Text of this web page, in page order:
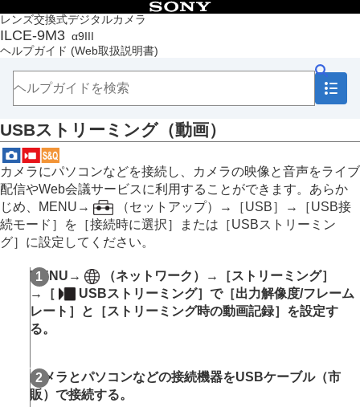
レンズ交換式デジタルカメラ
ILCE-9M3 α9III
ヘルプガイド (Web取扱説明書)
目次
トップページ
ヘルプガイドの使いかた
本体と付属品を確認する
本機の基本操作
準備/基本的な撮影
MENU一覧から機能を探す
撮影機能を活用する
この章の目次
撮影モードを選ぶ
自分撮り動画やVlog撮影に便利な機能
フォーカス（ピント）を合わせる
フォーカス機能を使う
露出/測光を調整する
ISO感度を選ぶ
ドライブモードを使う（連写/セルフタイマー）
セルフタイマー
USBストリーミング（動画）
カメラにパソコンなどを接続し、カメラの映像と音声をライブ
配信やWeb会議サービスに利用することができます。あらか
じめ、MENU→
（セットアップ）→ ［USB］ →
［USB接
続モード］
を ［接続時に選択］ または ［USBストリーミン
グ］ に設定してください。
MENU → （ネットワーク ）→
［ストリーミング］
→
［ USBストリーミング］ で［出力解像度/フレーム
レート］
と ［ストリーミング時の動画記録］ を設定す
る。
カメラとパソコンなどの接続機器をUSBケーブル（市
販）で接続する。